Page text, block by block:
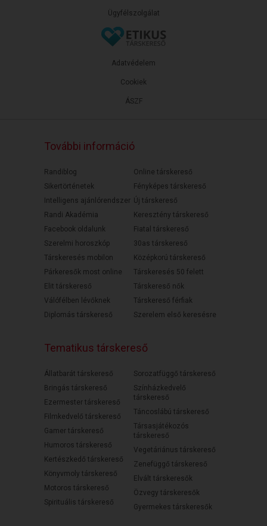
Ügyfélszolgálat
ÁSZF
Adatvédelem
Cookiek
További információ
Randiblog
Sikertörténetek
Intelligens ajánlórendszer
Randi Akadémia
Facebook oldalunk
Szerelmi horoszkóp
Társkeresés mobilon
Párkeresők most online
Elit társkereső
Válófélben lévőknek
Diplomás társkereső
Online társkereső
Fényképes társkereső
Új társkereső
Keresztény társkereső
Fiatal társkereső
30as társkereső
Középkorú társkereső
Társkeresés 50 felett
Társkereső nők
Társkereső férfiak
Szerelem első keresésre
Tematikus társkereső
Állatbarát társkereső
Bringás társkereső
Ezermester társkereső
Filmkedvelő társkereső
Gamer társkereső
Humoros társkereső
Kertészkedő társkereső
Könyvmoly társkereső
Motoros társkereső
Spirituális társkereső
Sorozatfüggő társkereső
Színházkedvelő
társkereső
Táncoslábú társkereső
Társasjátékozós
társkereső
Vegetáriánus társkereső
Zenefüggő társkereső
Elvált társkeresők
Özvegy társkeresők
Gyermekes társkeresők